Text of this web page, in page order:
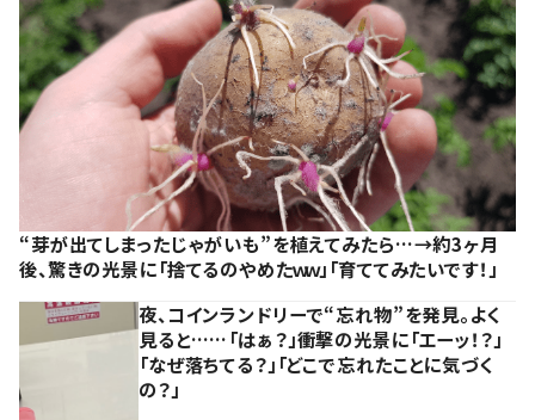
“芽が出てしまったじゃがいも”を植えてみたら…→約3ヶ月
後、驚きの光景に「捨てるのやめたｗｗ」「育ててみたいです！」
夜、コインランドリーで“忘れ物”を発見。よく
見ると……「はぁ？」衝撃の光景に「エーッ！？」
「なぜ落ちてる？」「どこで忘れたことに気づく
の？」